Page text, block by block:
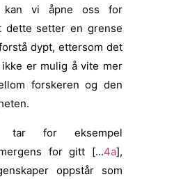
kan vi åpne oss for
dette setter en grense
dypt, ettersom det
er mulig å vite mer
forskeren og den
tar for eksempel
for gitt [...4a],
oppstår som